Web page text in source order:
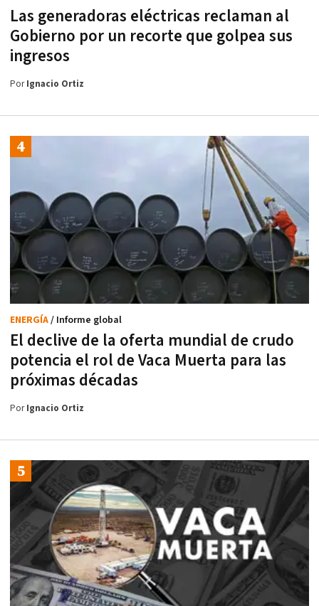
Las generadoras eléctricas reclaman al
Gobierno por un recorte que golpea sus
ingresos
PorIgnacio Ortiz
El declive de la oferta mundial de crudo
potencia el rol de Vaca Muerta para las
próximas décadas
ENERGÍA/ Informe global
PorIgnacio Ortiz